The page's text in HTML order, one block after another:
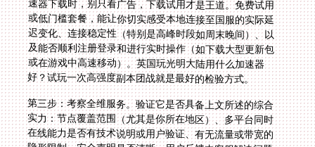
好？试玩一次高强度副本团战就是最好的检验方式。
第三步：考察全维服务。验证它是否具备上文所述的综合
实力：节点覆盖范围（尤其是你所在地区）、多平台同时
在线能力是否有技术说明或用户验证、有无流量或带宽的
隐形限制、安全声明是否清晰、用户反馈中客服解决问题
的效率和态度如何。比利时怎么玩饥饿鲨：世界最省心？